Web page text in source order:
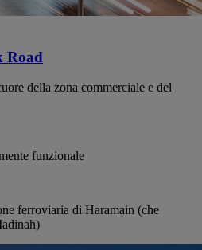
Road
della zona commerciale e del
funzionale
ferroviaria di Haramain (che